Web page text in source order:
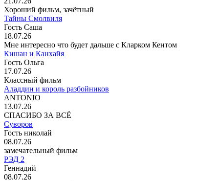
Хороший фильм, зачётный
Тайны Смолвиля
Гость Саша
18.07.26
Мне интересно что будет дальше с Кларком Кентом
Кишан и Канхайя
Гость Ольга
17.07.26
Классный фильм
Аладдин и король разбойников
ANTONIO
13.07.26
СПАСИБО ЗА ВСЁ
Суворов
Гость николай
08.07.26
замечательный фильм
РЭД 2
Геннадий
08.07.26